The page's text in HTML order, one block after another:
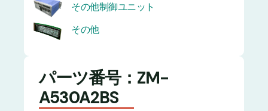
その他制御ユニット
その他
パーツ番号：ZM-
A530A2BS